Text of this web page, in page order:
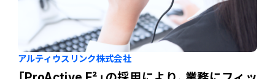
アルティウスリンク株式会社